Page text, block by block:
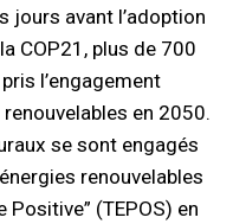
jours avant l’adoption
COP21, plus de 700
l’engagement
renouvelables en 2050.
se sont engagés
renouvelables
Positive” (TEPOS) en